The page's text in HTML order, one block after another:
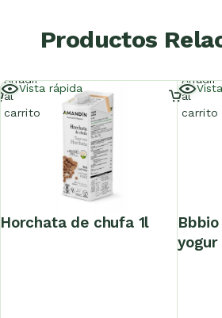
Productos
Vista rápida
horchata de chufa 1l
Añadir
al
carrito
bbbio zanahoria- fruta y
yogur
Añadir
al
carrito